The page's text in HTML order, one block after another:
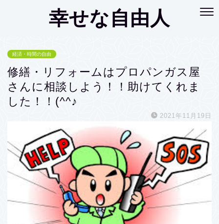
幸せな自由人
経済・時間の自由
修繕・リフォームはプロパンガス屋
さんに相談しよう！！助けてくれま
した！！(^^♪
2021年11月19日